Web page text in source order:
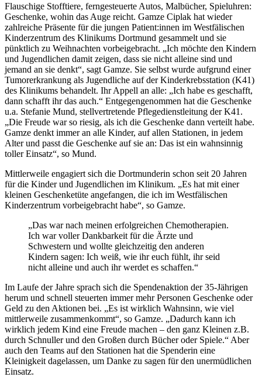
Flauschige Stofftiere, ferngesteuerte Autos, Malbücher, Spieluhren:
Geschenke, wohin das Auge reicht. Gamze Ciplak hat wieder
zahlreiche Präsente für die jungen Patient:innen im Westfälischen
Kinderzentrum des Klinikums Dortmund gesammelt und sie
pünktlich zu Weihnachten vorbeigebracht. „Ich möchte den Kindern
und Jugendlichen damit zeigen, dass sie nicht alleine sind und
jemand an sie denkt“, sagt Gamze. Sie selbst wurde aufgrund einer
Tumorerkrankung als Jugendliche auf der Kinderkrebsstation (K41)
des Klinikums behandelt. Ihr Appell an alle: „Ich habe es geschafft,
dann schafft ihr das auch.“ Entgegengenommen hat die Geschenke
u.a. Stefanie Mund, stellvertretende Pflegedienstleitung der K41.
„Die Freude war so riesig, als ich die Geschenke dann verteilt habe.
Gamze denkt immer an alle Kinder, auf allen Stationen, in jedem
Alter und passt die Geschenke auf sie an: Das ist ein wahnsinnig
toller Einsatz“, so Mund.
Mittlerweile engagiert sich die Dortmunderin schon seit 20 Jahren
für die Kinder und Jugendlichen im Klinikum. „Es hat mit einer
kleinen Geschenketüte angefangen, die ich im Westfälischen
Kinderzentrum vorbeigebracht habe“, so Gamze.
„Das war nach meinen erfolgreichen Chemotherapien.
Ich war voller Dankbarkeit für die Ärzte und
Schwestern und wollte gleichzeitig den anderen
Kindern sagen: Ich weiß, wie ihr euch fühlt, ihr seid
nicht alleine und auch ihr werdet es schaffen.“
Im Laufe der Jahre sprach sich die Spendenaktion der 35-Jährigen
herum und schnell steuerten immer mehr Personen Geschenke oder
Geld zu den Aktionen bei. „Es ist wirklich Wahnsinn, wie viel
mittlerweile zusammenkommt“, so Gamze. „Dadurch kann ich
wirklich jedem Kind eine Freude machen – den ganz Kleinen z.B.
durch Schnuller und den Großen durch Bücher oder Spiele.“ Aber
auch den Teams auf den Stationen hat die Spenderin eine
Kleinigkeit dagelassen, um Danke zu sagen für den unermüdlichen
Einsatz.